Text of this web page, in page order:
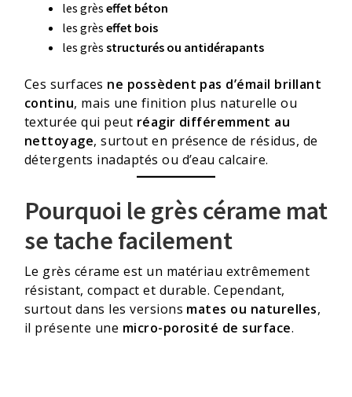
les grès effet béton
les grès effet bois
les grès structurés ou antidérapants
Ces surfaces ne possèdent pas d’émail brillant
continu, mais une finition plus naturelle ou
texturée qui peut réagir différemment au
nettoyage, surtout en présence de résidus, de
détergents inadaptés ou d’eau calcaire.
Pourquoi le grès cérame mat
se tache facilement
Le grès cérame est un matériau extrêmement
résistant, compact et durable. Cependant,
surtout dans les versions mates ou naturelles,
il présente une micro-porosité de surface.